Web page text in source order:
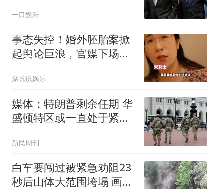
一口娱乐
事态失控！婚外胚胎案掀
起舆论巨浪，官媒下场锐
据说说娱乐
媒体：特朗普剩余任期 华
盛顿特区或一直处于紧急
新民周刊
白车要闯过被紧急劝阻23
秒后山体大范围垮塌 画面